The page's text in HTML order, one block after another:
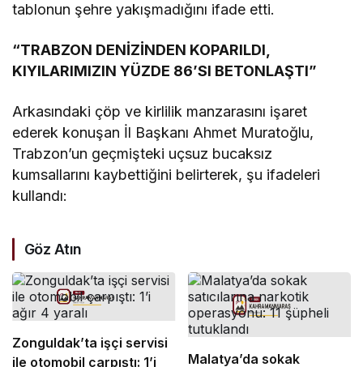
tablonun şehre yakışmadığını ifade etti.
“TRABZON DENİZİNDEN KOPARILDI,
KIYILARIMIZIN YÜZDE 86’SI BETONLAŞTI”
Arkasındaki çöp ve kirlilik manzarasını işaret
ederek konuşan İl Başkanı Ahmet Muratoğlu,
Trabzon’un geçmişteki uçsuz bucaksız
kumsallarını kaybettiğini belirterek, şu ifadeleri
kullandı:
Göz Atın
Zonguldak’ta işçi servisi
ile otomobil çarpıştı: 1’i
Malatya’da sokak